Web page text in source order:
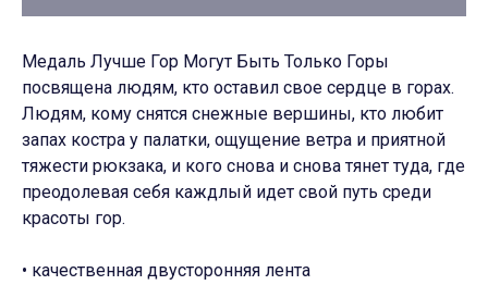
Медаль Лучше Гор Могут Быть Только Горы
посвящена людям, кто оставил свое сердце в горах.
Людям, кому снятся снежные вершины, кто любит
запах костра у палатки, ощущение ветра и приятной
тяжести рюкзака, и кого снова и снова тянет туда, где
преодолевая себя каждлый идет свой путь среди
красоты гор.
• качественная двусторонняя лента